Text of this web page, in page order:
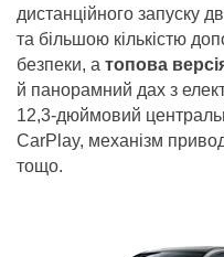
дистанційного запуску
та більшою кількістю
безпеки, а топова
й панорамний дах з
12,3-дюймовий
CarPlay, механізм
тощо.